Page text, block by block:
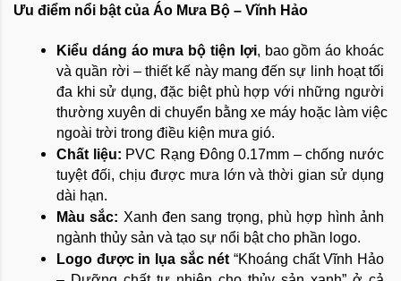
Ưu điểm nổi bật của Áo Mưa Bộ – Vĩnh Hảo
Kiểu dáng áo mưa bộ tiện lợi, bao gồm áo khoác
và quần rời – thiết kế này mang đến sự linh hoạt tối
đa khi sử dụng, đặc biệt phù hợp với những người
thường xuyên di chuyển bằng xe máy hoặc làm việc
ngoài trời trong điều kiện mưa gió.
Chất liệu: PVC Rạng Đông 0.17mm – chống nước
tuyệt đối, chịu được mưa lớn và thời gian sử dụng
dài hạn.
Màu sắc: Xanh đen sang trọng, phù hợp hình ảnh
ngành thủy sản và tạo sự nổi bật cho phần logo.
Logo được in lụa sắc nét “Khoáng chất Vĩnh Hảo